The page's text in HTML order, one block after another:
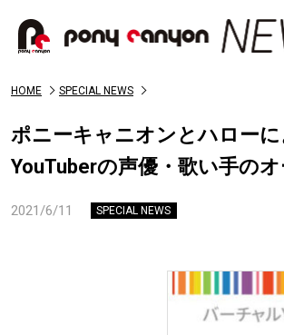
HOME SPECIAL NEWS
ポニーキャニオンとハロー
YouTuberの声優・歌い手の
2021/6/11 SPECIAL NEWS